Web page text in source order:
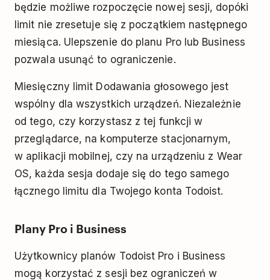
będzie możliwe rozpoczęcie nowej sesji, dopóki
limit nie zresetuje się z początkiem następnego
miesiąca. Ulepszenie do planu Pro lub Business
pozwala usunąć to ograniczenie.
Miesięczny limit Dodawania głosowego jest
wspólny dla wszystkich urządzeń. Niezależnie
od tego, czy korzystasz z tej funkcji w
przeglądarce, na komputerze stacjonarnym,
w aplikacji mobilnej, czy na urządzeniu z Wear
OS, każda sesja dodaje się do tego samego
łącznego limitu dla Twojego konta Todoist.
Plany Pro i Business
Użytkownicy planów Todoist Pro i Business
mogą korzystać z sesji bez ograniczeń w